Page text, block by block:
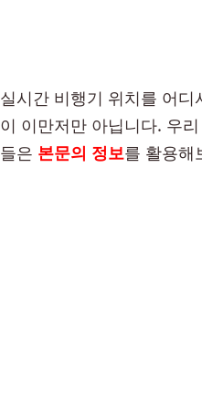
실시간 비행기 위치를 어
이 이만저만 아닙니다. 우
들은 본문의 정보를 활용해